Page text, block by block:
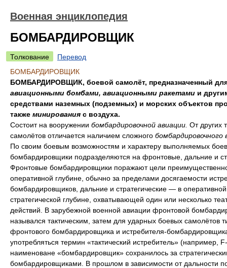
Военная энциклопедия
БОМБАРДИРОВЩИК
Толкование
Перевод
БОМБАРДИРОВЩИК
БОМБАРДИРОВЩИК, боевой самолёт, предназначенный
авиационными бомбами, авиационными ракетами и
средствами наземных (подземных) и морских объектов
также минирования с воздуха.
Состоит на вооружении бомбардировочной авиации. От других
самолётов отличается наличием сложного бомбардировочного
По своим боевым возможностям и характеру выполняемых
бомбардировщики подразделяются на фронтовые, дальние и
Фронтовые бомбардировщики поражают цели
оперативной глубине, обычно за пределами досягаемости
бомбардировщиков, дальние и стратегические — в
стратегической глубине, охватывающей один или несколько
действий. В зарубежной военной авиации фронтовой
назывался тактическим, затем для ударных боевых самолётов
фронтового бомбардировщика и истребителя-
употребляться термин «тактический истребитель» (например,
наименоване «бомбардировщик» сохранилось за
бомбардировщиками. В прошлом в зависимости от дальности